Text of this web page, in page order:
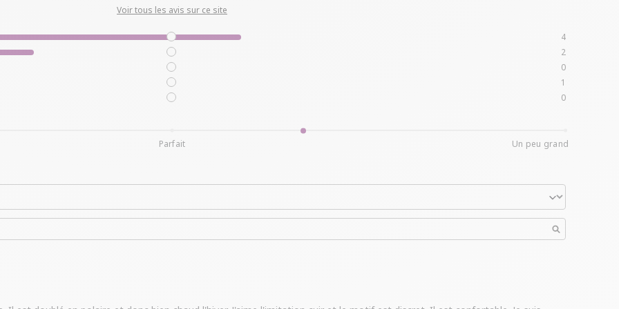
Voir tous les avis sur ce site
4
2
0
1
0
Parfait Un peu grand